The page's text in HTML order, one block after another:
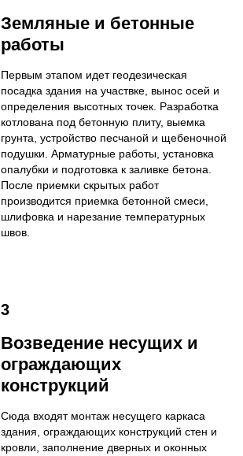
Земляные и бетонные
работы
Первым этапом идет геодезическая
посадка здания на участвке, вынос осей и
определения высотных точек. Разработка
котлована под бетонную плиту, выемка
грунта, устройство песчаной и щебеночной
подушки. Арматурные работы, установка
опалубки и подготовка к заливке бетона.
После приемки скрытых работ
производится приемка бетонной смеси,
шлифовка и нарезание температурных
швов.
3
Возведение несущих и
ограждающих
конструкций
Сюда входят монтаж несущего каркаса
здания, ограждающих конструкций стен и
кровли, заполнение дверных и оконных